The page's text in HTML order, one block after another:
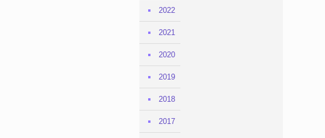
2022
2021
2020
2019
2018
2017